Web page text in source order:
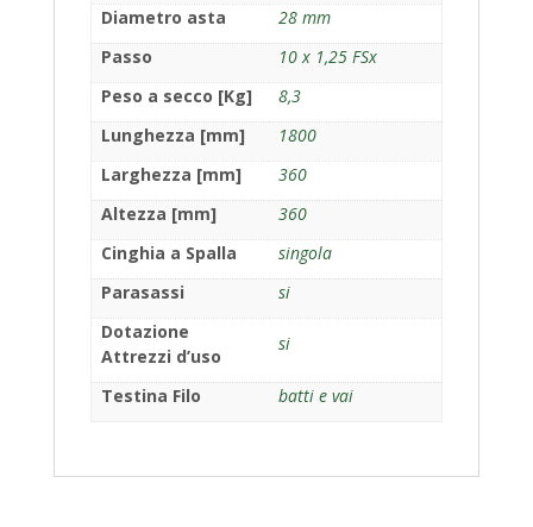
Diametro asta
28 mm
Passo
10 x 1,25 FSx
Peso a secco [Kg]
8,3
Lunghezza [mm]
1800
Larghezza [mm]
360
Altezza [mm]
360
Cinghia a Spalla
singola
Parasassi
si
Dotazione
Attrezzi d’uso
si
Testina Filo batti e vai